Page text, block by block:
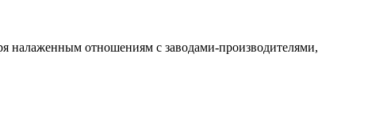
налаженным отношениям с заводами-производителями,